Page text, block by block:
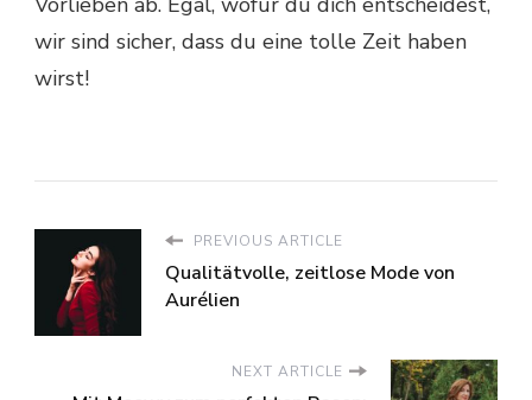
wir sind sicher, dass du eine tolle Zeit haben
wirst!
PREVIOUS ARTICLE
Qualitätvolle, zeitlose Mode von
Aurélien
NEXT ARTICLE